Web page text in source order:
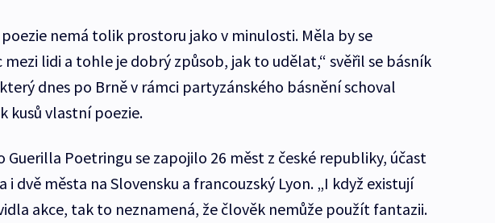
nemá tolik prostoru jako v minulosti. Měla by se
lidi a tohle je dobrý způsob, jak to udělat,“ svěřil se básník
dnes po Brně v rámci partyzánského básnění schoval
kusů vlastní poezie.
Guerilla Poetringu se zapojilo 26 měst z české republiky, účast
i dvě města na Slovensku a francouzský Lyon. „I když existují
akce, tak to neznamená, že člověk nemůže použít fantazii.